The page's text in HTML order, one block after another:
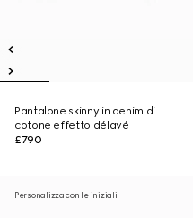
Pantalone skinny in denim di
cotone effetto délavé
£790
Personalizza con le iniziali